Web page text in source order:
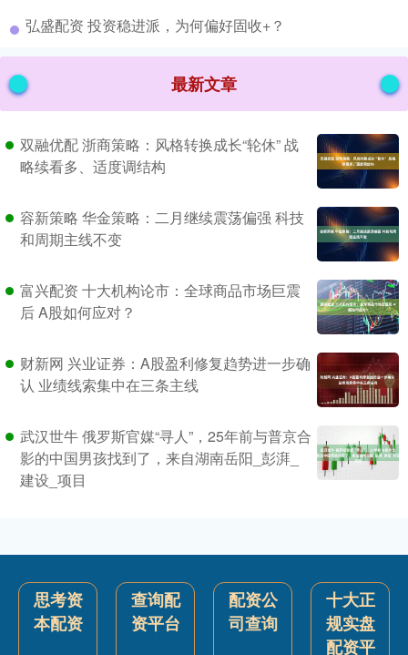
​弘盛配资 投资稳进派，为何偏好固收+？
最新文章
双融优配 浙商策略：风格转换成长“轮休” 战
略续看多、适度调结构
容新策略 华金策略：二月继续震荡偏强 科技
和周期主线不变
富兴配资 十大机构论市：全球商品市场巨震
后 A股如何应对？
财新网 兴业证券：A股盈利修复趋势进一步确
认 业绩线索集中在三条主线
武汉世牛 俄罗斯官媒“寻人”，25年前与普京合
影的中国男孩找到了，来自湖南岳阳_彭湃_
建设_项目
思考资
本配资
查询配
资平台
配资公
司查询
十大正
规实盘
配资平